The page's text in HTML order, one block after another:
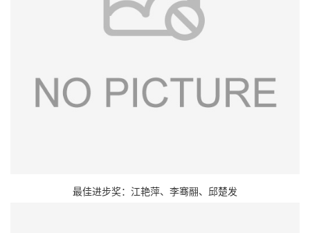
最佳进步奖：江艳萍、李骞翮、邱楚发